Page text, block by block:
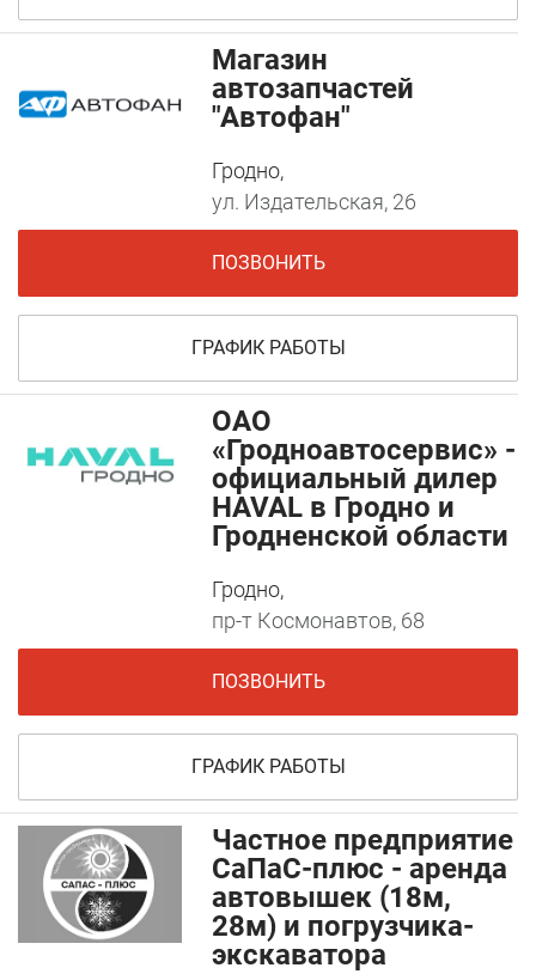
Магазин
автозапчастей
"Автофан"
Гродно,
ул. Издательская, 26
ПОЗВОНИТЬ
ГРАФИК РАБОТЫ
ОАО
«Гродноавтосервис» -
официальный дилер
HAVAL в Гродно и
Гродненской области
Гродно,
пр-т Космонавтов, 68
ПОЗВОНИТЬ
ГРАФИК РАБОТЫ
Частное предприятие
СаПаС-плюс - аренда
автовышек (18м,
28м) и погрузчика-
экскаватора